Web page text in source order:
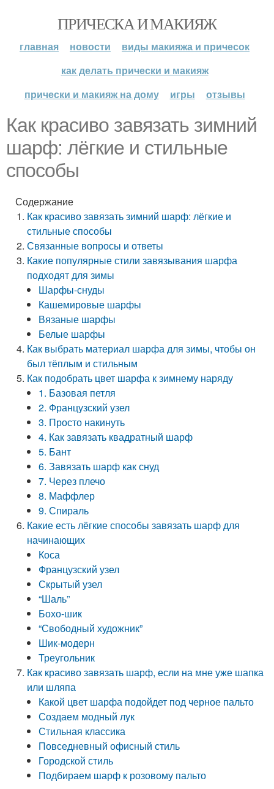
ПРИЧЕСКА И МАКИЯЖ
главная новости
виды макияжа и причесок
как делать прически и макияж
прически и макияж на дому
игры отзывы
Как красиво завязать зимний
шарф: лёгкие и стильные
способы
Содержание
Как красиво завязать зимний шарф: лёгкие и
стильные способы
Связанные вопросы и ответы
Какие популярные стили завязывания шарфа
подходят для зимы
Шарфы-снуды
Кашемировые шарфы
Вязаные шарфы
Белые шарфы
Как выбрать материал шарфа для зимы, чтобы он
был тёплым и стильным
Как подобрать цвет шарфа к зимнему наряду
1. Базовая петля
2. Французский узел
3. Просто накинуть
4. Как завязать квадратный шарф
5. Бант
6. Завязать шарф как снуд
7. Через плечо
8. Маффлер
9. Спираль
Какие есть лёгкие способы завязать шарф для
начинающих
Коса
Французский узел
Скрытый узел
“Шаль”
Бохо-шик
“Свободный художник”
Шик-модерн
Треугольник
Как красиво завязать шарф, если на мне уже шапка
или шляпа
Какой цвет шарфа подойдет под черное пальто
Создаем модный лук
Стильная классика
Повседневный офисный стиль
Городской стиль
Подбираем шарф к розовому пальто